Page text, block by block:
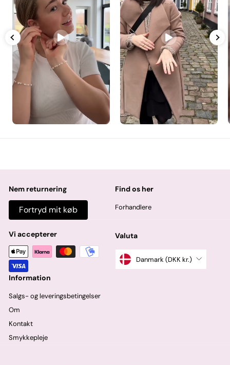
Nem returnering
Fortryd mit køb
Find os her
Forhandlere
Vi accepterer Valuta
Danmark (DKK kr.)
Information
Salgs- og leveringsbetingelser
Om
Kontakt
Smykkepleje